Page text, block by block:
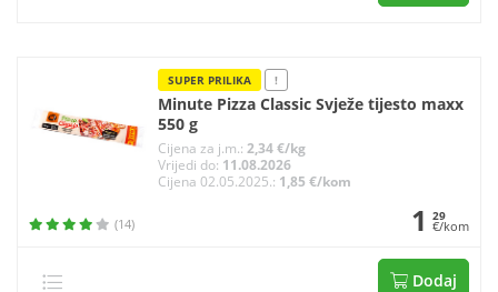
SUPER PRILIKA !
Minute Pizza Classic Svježe tijesto maxx
550 g
Cijena za j.m.:2,34 €/kg
Vrijedi do: 11.08.2026
Cijena 02.05.2025.: 1,85 €/kom
(14) 1 29
€/kom
Dodaj